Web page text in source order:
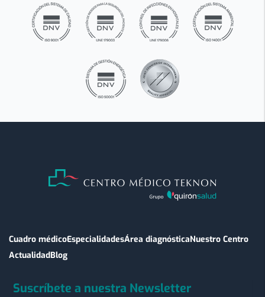
Cuadro médicoEspecialidadesÁrea diagnósticaNuestro Centro
ActualidadBlog
Suscríbete a nuestra Newsletter